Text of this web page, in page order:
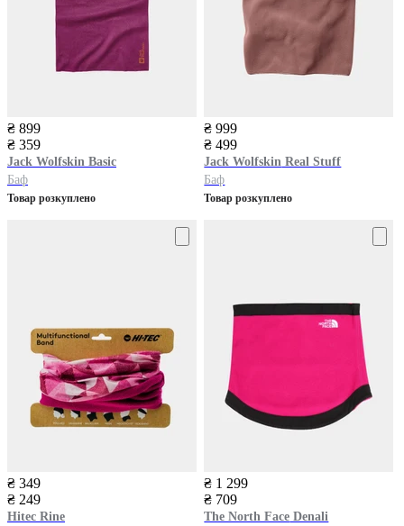
₴ 899
₴ 359
Jack Wolfskin Basic
Баф
Товар розкуплено
₴ 999
₴ 499
Jack Wolfskin Real Stuff
Баф
Товар розкуплено
₴ 349
₴ 249
Hitec Rine
₴ 1 299
₴ 709
The North Face Denali